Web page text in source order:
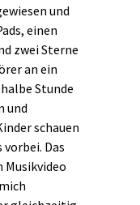
und
einen
zwei Sterne
an ein
Stunde
und
schauen
vorbei. Das
Musikvideo